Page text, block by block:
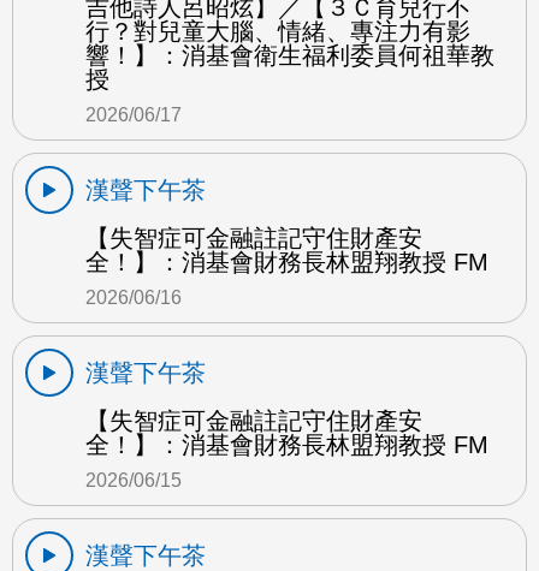
吉他詩人呂昭炫】／【３Ｃ育兒行不
行？對兒童大腦、情緒、專注力有影
響！】：消基會衛生福利委員何祖華教
授
2026/06/17
漢聲下午茶
【失智症可金融註記守住財產安
全！】：消基會財務長林盟翔教授 FM
2026/06/16
漢聲下午茶
【失智症可金融註記守住財產安
全！】：消基會財務長林盟翔教授 FM
2026/06/15
漢聲下午茶